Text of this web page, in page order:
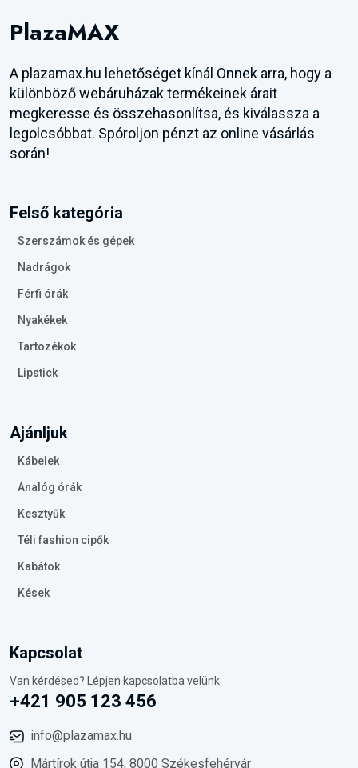
PlazaMAX
A plazamax.hu lehetőséget kínál Önnek arra, hogy a
különböző webáruházak termékeinek árait
megkeresse és összehasonlítsa, és kiválassza a
legolcsóbbat. Spóroljon pénzt az online vásárlás
során!
Felső kategória
Szerszámok és gépek
Nadrágok
Férfi órák
Nyakékek
Tartozékok
Lipstick
Ajánljuk
Kábelek
Analóg órák
Kesztyűk
Téli fashion cipők
Kabátok
Kések
Kapcsolat
Van kérdésed? Lépjen kapcsolatba velünk
+421 905 123 456
info@plazamax.hu
Mártírok útja 154, 8000 Székesfehérvár